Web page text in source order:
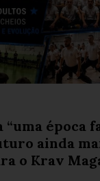
“uma época
ainda
o Krav